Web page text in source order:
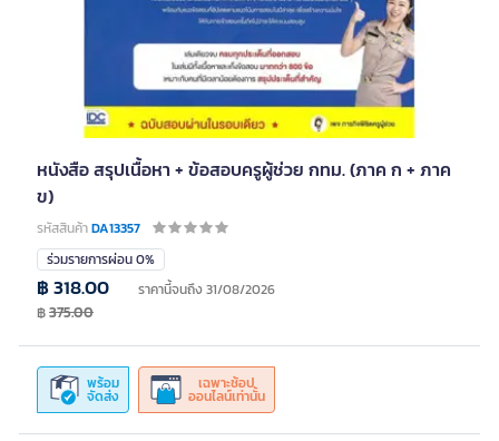
หนังสือ สรุปเนื้อหา + ข้อสอบครูผู้ช่วย กทม. (ภาค ก + ภาค
ข)
รหัสสินค้าDA13357
ร่วมรายการผ่อน 0%
พร้อม
จัดส่ง
เฉพาะช้อป
ออนไลน์เท่านั้น
฿ 318.00 ราคานี้จนถึง 31/08/2026
฿375.00